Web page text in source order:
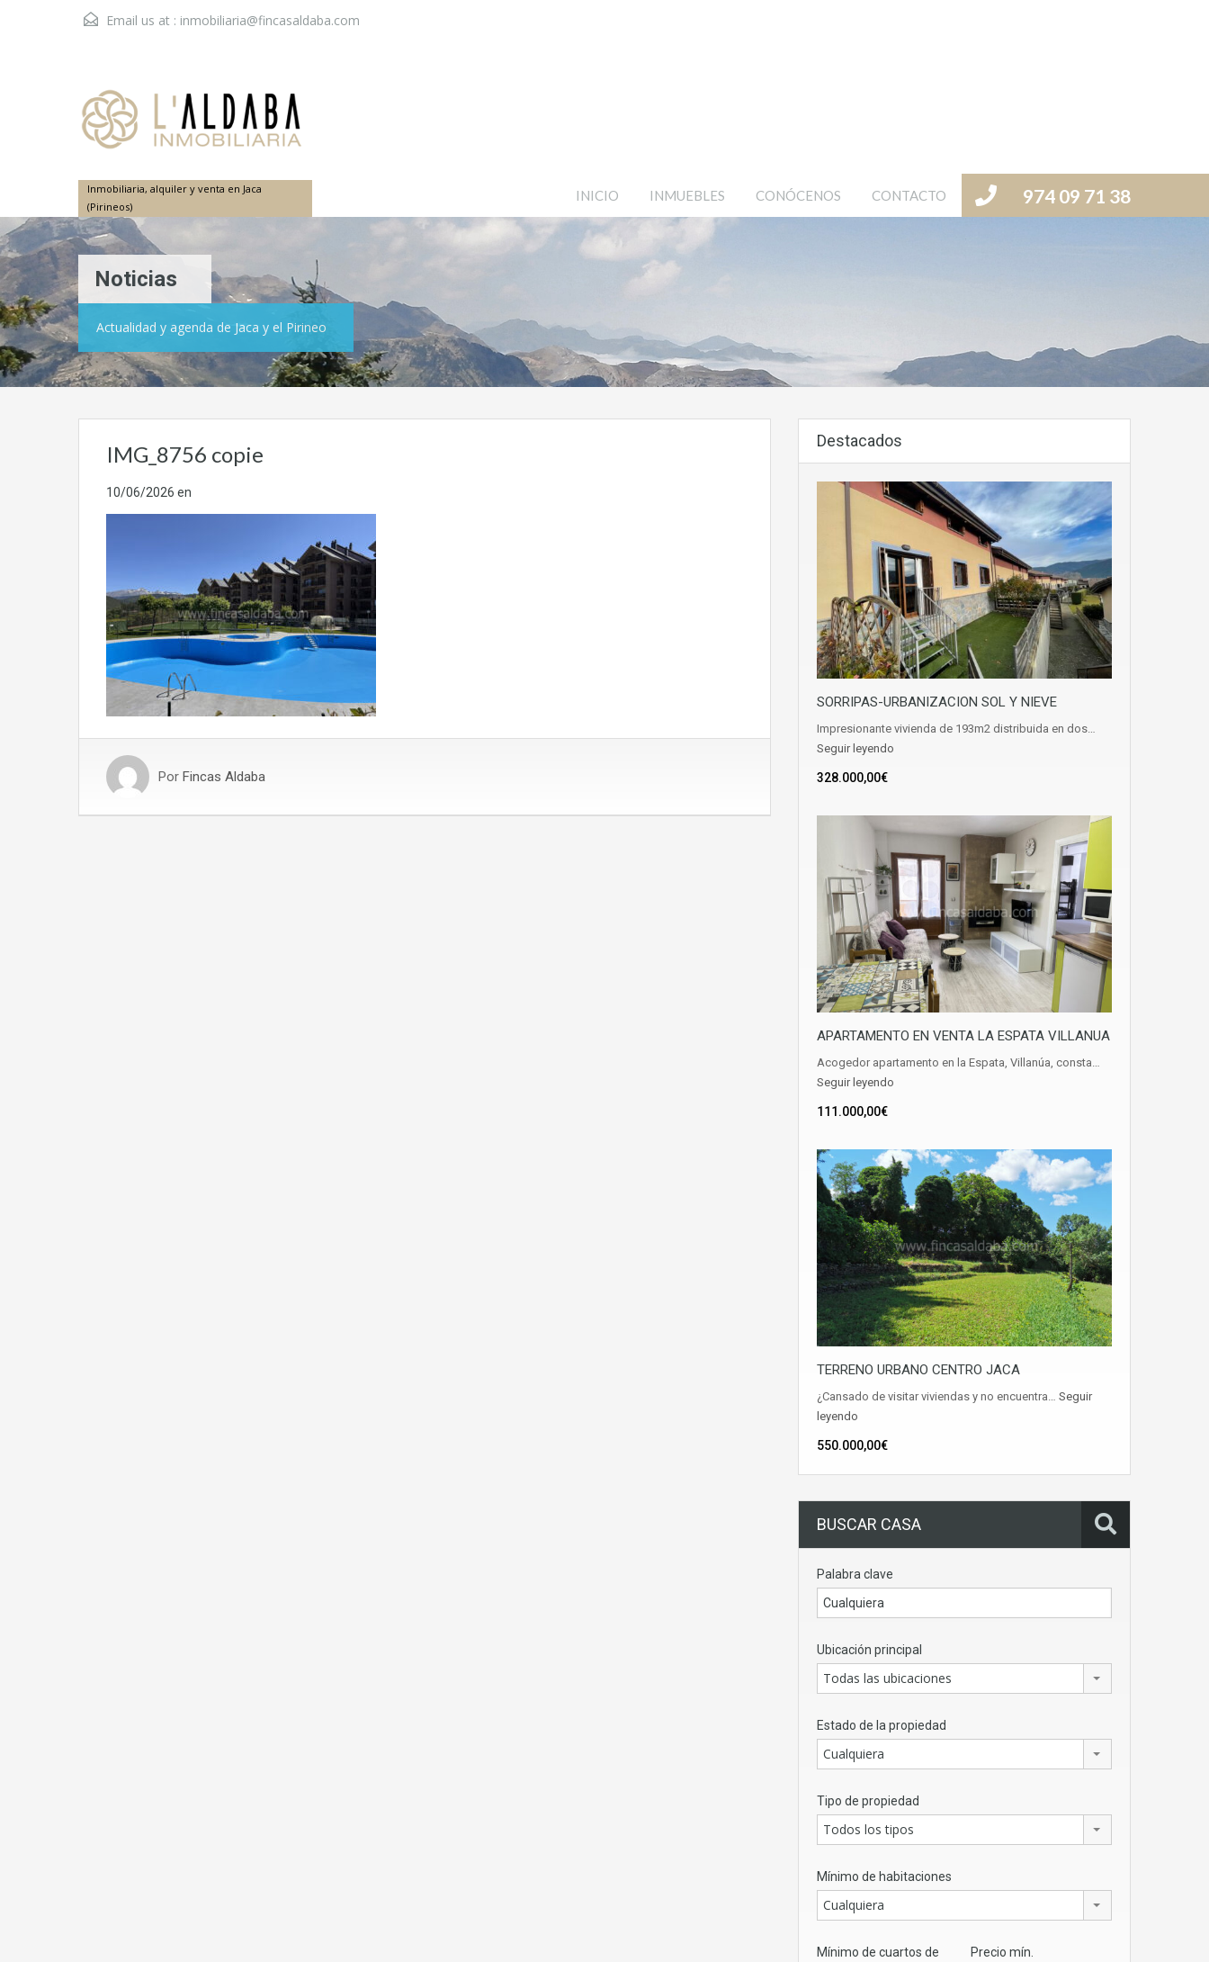
Email us at : inmobiliaria@fincasaldaba.com
Inmobiliaria, alquiler y venta en Jaca
(Pirineos)
974 09 71 38
INICIO INMUEBLES CONÓCENOS CONTACTO
Noticias
Actualidad y agenda de Jaca y el Pirineo
IMG_8756 copie
10/06/2026 en
Por Fincas Aldaba
Destacados
SORRIPAS-URBANIZACION SOL Y NIEVE
Impresionante vivienda de 193m2 distribuida en dos…
Seguir leyendo
328.000,00€
APARTAMENTO EN VENTA LA ESPATA VILLANUA
Acogedor apartamento en la Espata, Villanúa, consta…
Seguir leyendo
111.000,00€
TERRENO URBANO CENTRO JACA
¿Cansado de visitar viviendas y no encuentra… Seguir
leyendo
550.000,00€
BUSCAR CASA
Palabra clave
Ubicación principal
Todas las ubicaciones
Estado de la propiedad
Cualquiera
Tipo de propiedad
Todos los tipos
Mínimo de habitaciones
Cualquiera
Mínimo de cuartos de
Precio mín.